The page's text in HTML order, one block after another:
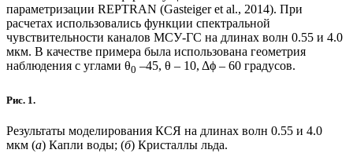
параметризации REPTRAN (Gasteiger et al., 2014). При
расчетах использовались функции спектральной
чувствительности каналов МСУ-ГС на длинах волн 0.55 и 4.0
мкм. В качестве примера была использована геометрия
наблюдения с углами θ0 –45, θ – 10, Δϕ – 60 градусов.
Рис. 1.
Результаты моделирования КСЯ на длинах волн 0.55 и 4.0
мкм (а) Капли воды; (б) Кристаллы льда.